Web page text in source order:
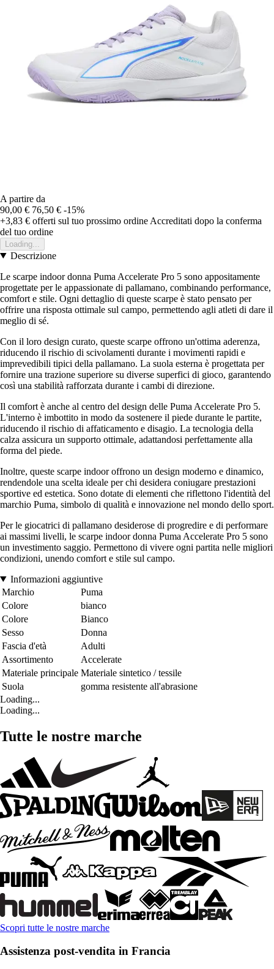
A partire da
90,00 € 76,50 € -15%
+3,83 € offerti sul tuo prossimo ordine Accreditati dopo la conferma
del tuo ordine
Loading...
Descrizione
Le scarpe indoor donna Puma Accelerate Pro 5 sono appositamente
progettate per le appassionate di pallamano, combinando performance,
comfort e stile. Ogni dettaglio di queste scarpe è stato pensato per
offrire una risposta ottimale sul campo, permettendo agli atleti di dare il
meglio di sé.
Con il loro design curato, queste scarpe offrono un'ottima aderenza,
riducendo il rischio di scivolamenti durante i movimenti rapidi e
imprevedibili tipici della pallamano. La suola esterna è progettata per
fornire una trazione superiore su diverse superfici di gioco, garantendo
così una stabilità rafforzata durante i cambi di direzione.
Il comfort è anche al centro del design delle Puma Accelerate Pro 5.
L'interno è imbottito in modo da sostenere il piede durante le partite,
riducendo il rischio di affaticamento e disagio. La tecnologia della
calza assicura un supporto ottimale, adattandosi perfettamente alla
forma del piede.
Inoltre, queste scarpe indoor offrono un design moderno e dinamico,
rendendole una scelta ideale per chi desidera coniugare prestazioni
sportive ed estetica. Sono dotate di elementi che riflettono l'identità del
marchio Puma, simbolo di qualità e innovazione nel mondo dello sport.
Per le giocatrici di pallamano desiderose di progredire e di performare
ai massimi livelli, le scarpe indoor donna Puma Accelerate Pro 5 sono
un investimento saggio. Permettono di vivere ogni partita nelle migliori
condizioni, unendo comfort e stile sul campo.
Informazioni aggiuntive
Marchio
Puma
Colore
bianco
Colore
Bianco
Sesso
Donna
Fascia d'età
Adulti
Assortimento
Accelerate
Materiale principale Materiale sintetico / tessile
Suola
gomma resistente all'abrasione
Loading...
Loading...
Tutte le nostre marche
Scopri tutte le nostre marche
Assistenza post-vendita in Francia